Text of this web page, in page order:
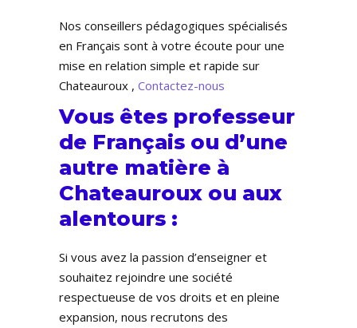
Nos conseillers pédagogiques spécialisés
en Français sont à votre écoute pour une
mise en relation simple et rapide sur
Chateauroux , Contactez-nous
Vous êtes professeur
de Français ou d’une
autre matière à
Chateauroux ou aux
alentours :
Si vous avez la passion d’enseigner et
souhaitez rejoindre une société
respectueuse de vos droits et en pleine
expansion, nous recrutons des